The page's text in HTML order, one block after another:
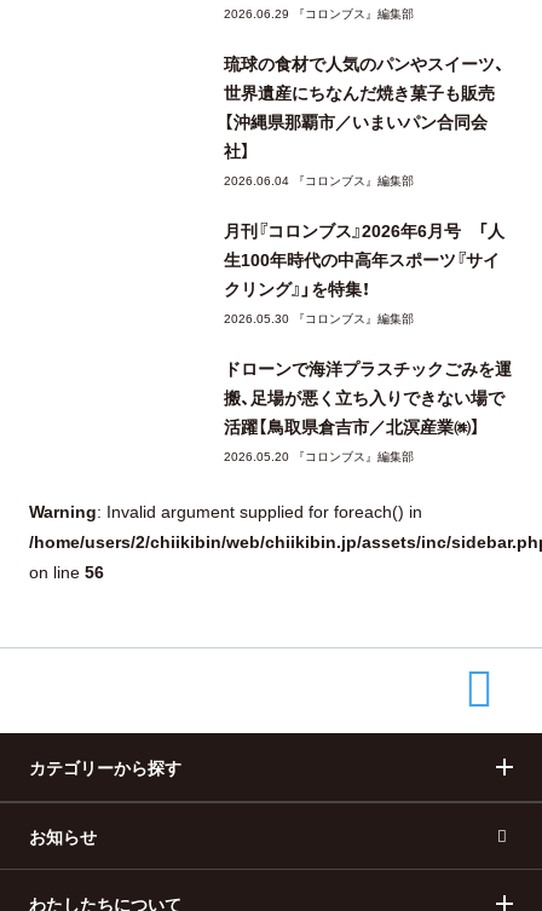
2026.06.29 『コロンブス』編集部
琉球の食材で人気のパンやスイーツ、
世界遺産にちなんだ焼き菓子も販売
【沖縄県那覇市／いまいパン合同会
社】
2026.06.04 『コロンブス』編集部
月刊『コロンブス』2026年6月号 「人
生100年時代の中高年スポーツ『サイ
クリング』」を特集！
2026.05.30 『コロンブス』編集部
ドローンで海洋プラスチックごみを運
搬、足場が悪く立ち入りできない場で
活躍【鳥取県倉吉市／北溟産業㈱】
2026.05.20 『コロンブス』編集部
Warning: Invalid argument supplied for foreach() in
/home/users/2/chiikibin/web/chiikibin.jp/assets/inc/
on line 56
カテゴリーから探す
まちづくり
人づくり
お知らせ
わたしたちについて